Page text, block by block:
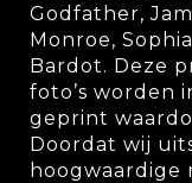
Godfather,
Monroe,
Bardot. Deze
foto’s worden
geprint
Doordat wij
hoogwaardige